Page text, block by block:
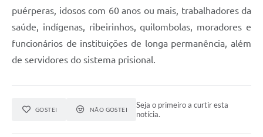
puérperas, idosos com 60 anos ou mais, trabalhadores da
saúde, indígenas, ribeirinhos, quilombolas, moradores e
funcionários de instituições de longa permanência, além
de servidores do sistema prisional.
GOSTEI NÃO GOSTEI
Seja o primeiro a curtir esta
notícia.